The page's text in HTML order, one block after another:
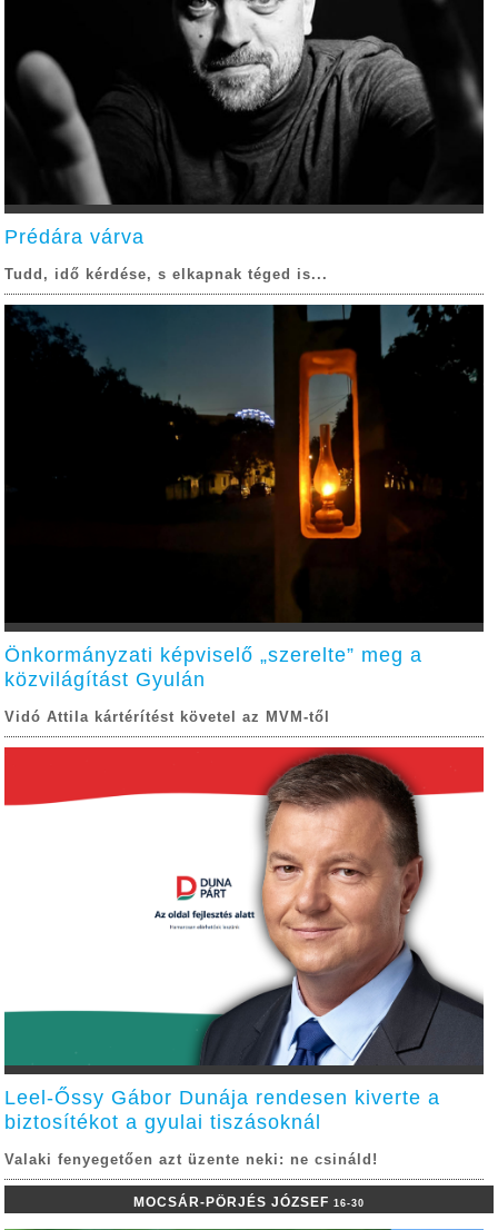
Prédára várva
Tudd, idő kérdése, s elkapnak téged is...
Önkormányzati képviselő „szerelte” meg a
közvilágítást Gyulán
Vidó Attila kártérítést követel az MVM-től
Leel-Őssy Gábor Dunája rendesen kiverte a
biztosítékot a gyulai tiszásoknál
Valaki fenyegetően azt üzente neki: ne csináld!
MOCSÁR-PÖRJÉS JÓZSEF16-30